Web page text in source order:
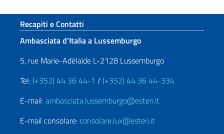
Sezione footer
Recapiti e Contatti
Ambasciata d’Italia a Lussemburgo
5, rue Marie-Adélaïde L-2128 Lussemburgo
Tel: (+352) 44 36 44-1 / (+352) 44 36 44-334
E-mail:ambasciata.lussemburgo@esteri.it
E-mail consolare: consolare.lux@esteri.it